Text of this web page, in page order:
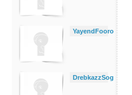
YayendFooro
DrebkazzSog